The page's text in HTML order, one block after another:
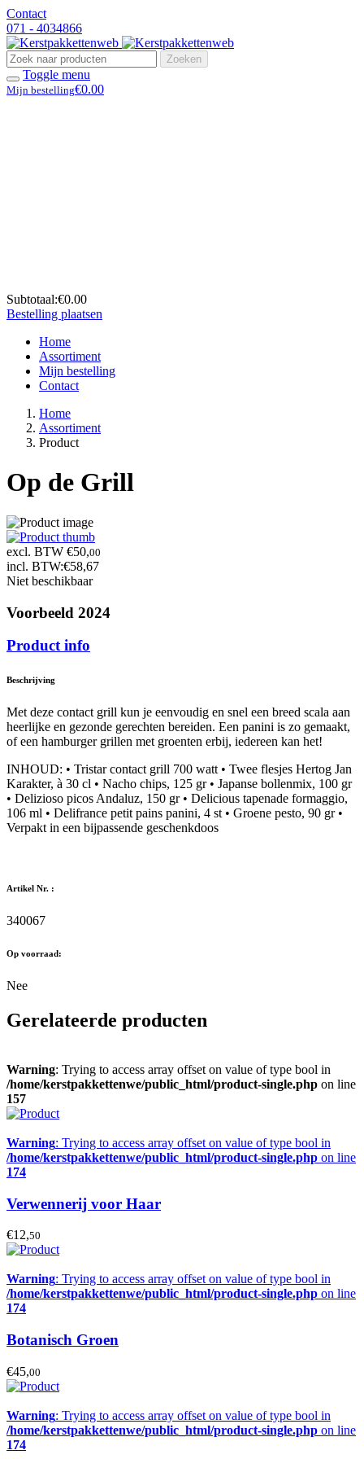
Contact
071 - 4034866
Zoeken
Toggle menu
Mijn bestelling€0.00
Subtotaal:€0.00
Bestelling plaatsen
Home
Assortiment
Mijn bestelling
Contact
Home
Assortiment
Product
Op de Grill
excl. BTW €50,00
incl. BTW:€58,67
Niet beschikbaar
Voorbeeld 2024
Product info
Beschrijving
Met deze contact grill kun je eenvoudig en snel een breed scala aan
heerlijke en gezonde gerechten bereiden. Een panini is zo gemaakt,
of een hamburger grillen met groenten erbij, iedereen kan het!
INHOUD: • Tristar contact grill 700 watt • Twee flesjes Hertog Jan
Karakter, à 30 cl • Nacho chips, 125 gr • Japanse bollenmix, 100 gr
• Delizioso picos Andaluz, 150 gr • Delicious tapenade formaggio,
106 ml • Delifrance petit pains panini, 4 st • Groene pesto, 90 gr •
Verpakt in een bijpassende geschenkdoos
Artikel Nr. :
340067
Op voorraad:
Nee
Gerelateerde producten
Warning: Trying to access array offset on value of type bool in
/home/kerstpakkettenwe/public_html/product-single.php on line
157
Warning: Trying to access array offset on value of type bool in
/home/kerstpakkettenwe/public_html/product-single.php on line
174
Verwennerij voor Haar
€12,50
Warning: Trying to access array offset on value of type bool in
/home/kerstpakkettenwe/public_html/product-single.php on line
174
Botanisch Groen
€45,00
Warning: Trying to access array offset on value of type bool in
/home/kerstpakkettenwe/public_html/product-single.php on line
174